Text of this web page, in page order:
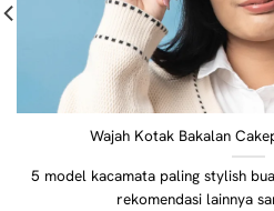
Wajah Kotak Bakalan
5 model kacamata paling stylish
rekomendasi lainnya